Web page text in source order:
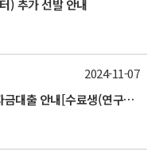
) 추가 선발 안내
2024학년도 2학기 한국장학재단 학자금대출 안내[수료생(연구생) 추가 신청]
2024-11-07